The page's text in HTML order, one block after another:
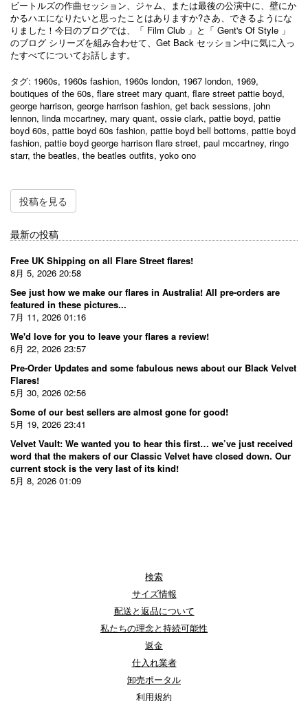
ビートルズの作曲セッション、ジャム、または最後の公演中に、壁にか
かるハエになりたいと思ったことはありますか?さあ、できるようにな
りました！今日のブログでは、「 Film Club 」と「 Gent's Of Style 」
のブログ シリーズを組み合わせて、Get Back セッション中に気に入っ
たすべてについてお話します。
タグ: 1960s, 1960s fashion, 1960s london, 1967 london, 1969,
boutiques of the 60s, flare street mary quant, flare street pattie boyd,
george harrison, george harrison fashion, get back sessions, john
lennon, linda mccartney, mary quant, ossie clark, pattie boyd, pattie
boyd 60s, pattie boyd 60s fashion, pattie boyd bell bottoms, pattie boyd
fashion, pattie boyd george harrison flare street, paul mccartney, ringo
starr, the beatles, the beatles outfits, yoko ono
投稿を見る
最新の投稿
Free UK Shipping on all Flare Street flares!
8月 5, 2026 20:58
See just how we make our flares in Australia! All pre-orders are
featured in these pictures...
7月 11, 2026 01:16
We'd love for you to leave your flares a review!
6月 22, 2026 23:57
Pre-Order Updates and some fabulous news about our Black Velvet
Flares!
5月 30, 2026 02:56
Some of our best sellers are almost gone for good!
5月 19, 2026 23:41
Velvet Vault: We wanted you to hear this first… we’ve just received
word that the makers of our Classic Velvet have closed down. Our
current stock is the very last of its kind!
5月 8, 2026 01:09
検索
サイズ情報
配送と返品について
私たちの理念と持続可能性
返金
仕入れ業者
卸売ポータル
利用規約